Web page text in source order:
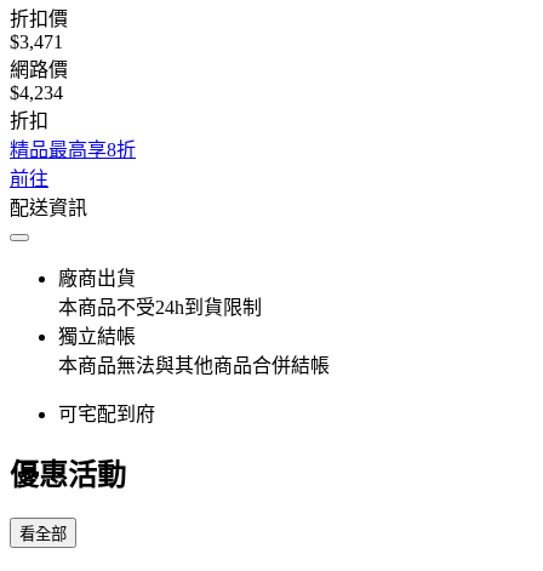
折扣價
$3,471
網路價
$4,234
折扣
精品最高享8折
前往
配送資訊
廠商出貨
本商品不受24h到貨限制
獨立結帳
本商品無法與其他商品合併結帳
可宅配到府
優惠活動
看全部